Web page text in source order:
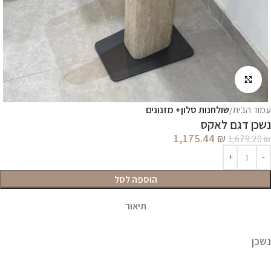
עמוד הבית שולחנות סלון+ מזנונים
נשכן דגם לאקס
1,679.20₪
1,175.44 ₪
הוספה לסל
תיאור
נשכן
לחץ להגדלה